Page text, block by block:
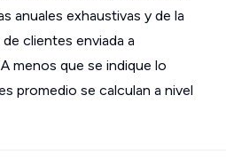
anuales exhaustivas y de la
clientes enviada a
menos que se indique lo
promedio se calculan a nivel